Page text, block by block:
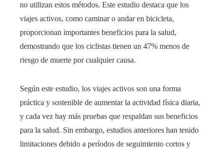
no utilizan estos métodos. Este estudio destaca que los
viajes activos, como caminar o andar en bicicleta,
proporcionan importantes beneficios para la salud,
demostrando que los ciclistas tienen un 47% menos de
riesgo de muerte por cualquier causa.
Según este estudio, los viajes activos son una forma
práctica y sostenible de aumentar la actividad física diaria,
y cada vez hay más pruebas que respaldan sus beneficios
para la salud. Sin embargo, estudios anteriores han tenido
limitaciones debido a períodos de seguimiento cortos y